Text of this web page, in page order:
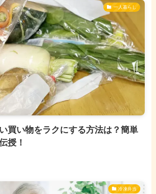
一人暮らし
買い物をラクにする方法は？簡単
授！
冷凍弁当